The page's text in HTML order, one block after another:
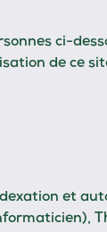
ci-
de ce
et